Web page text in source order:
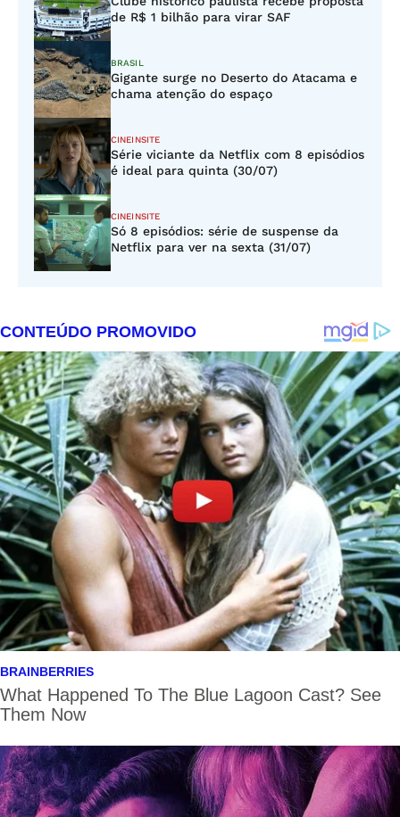
de R$ 1 bilhão para virar SAF
BRASIL
Gigante surge no Deserto do Atacama e
chama atenção do espaço
CINEINSITE
Série viciante da Netflix com 8 episódios
é ideal para quinta (30/07)
CINEINSITE
Só 8 episódios: série de suspense da
Netflix para ver na sexta (31/07)